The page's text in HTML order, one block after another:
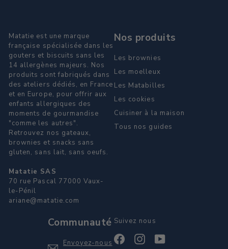
Matatie est une marque
française spécialisée dans les
gouters et biscuits sans les
14 allergènes majeurs. Nos
produits sont fabriqués dans
des ateliers dédiés, en France
et en Europe, pour offrir aux
enfants allergiques des
moments de gourmandise
"comme les autres".
Retrouvez nos gateaux,
brownies et snacks sans
gluten, sans lait, sans oeufs.
Matatie SAS
70 rue Pascal 77000 Vaux-
le-Pénil
ariane@matatie.com
Nos produits
Les brownies
Les moelleux
Les Matabilles
Les cookies
Cuisiner à la maison
Tous nos guides
Communauté
Envoyez-nous
Suivez nous
FacebookInstagram